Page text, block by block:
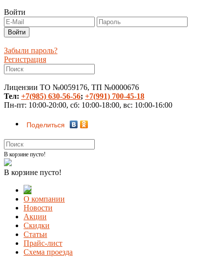
Войти
Забыли пароль?
Регистрация
Лицензии ТО №0059176, ТП №0000676
Тел: +7(985) 630-56-56; +7(991) 700-45-18
Пн-пт: 10:00-20:00, сб: 10:00-18:00, вс: 10:00-16:00
Поделиться
В корзине пусто!
В корзине пусто!
О компании
Новости
Акции
Скидки
Статьи
Прайс-лист
Схема проезда